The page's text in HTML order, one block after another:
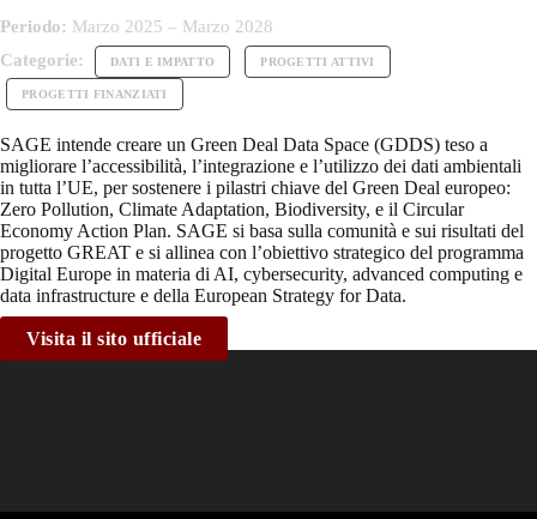
Periodo: Marzo 2025 – Marzo 2028
Categorie:
DATI E IMPATTO PROGETTI ATTIVI
PROGETTI FINANZIATI
SAGE intende creare un Green Deal Data Space (GDDS) teso a
migliorare l’accessibilità, l’integrazione e l’utilizzo dei dati ambientali
in tutta l’UE, per sostenere i pilastri chiave del Green Deal europeo:
Zero Pollution, Climate Adaptation, Biodiversity, e il Circular
Economy Action Plan. SAGE si basa sulla comunità e sui risultati del
progetto GREAT e si allinea con l’obiettivo strategico del programma
Digital Europe in materia di AI, cybersecurity, advanced computing e
data infrastructure e della European Strategy for Data.
Visita il sito ufficiale